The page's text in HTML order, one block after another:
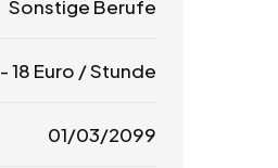
Sonstige Berufe
-18 Euro / Stunde
01/03/2099